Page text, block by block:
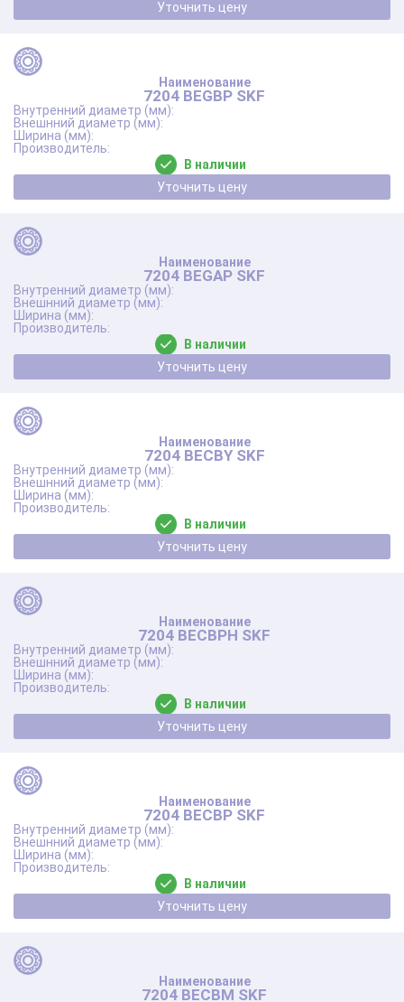
Уточнить цену
7204 BEGBP SKF
В наличии
Уточнить цену
7204 BEGAP SKF
В наличии
Уточнить цену
7204 BECBY SKF
В наличии
Уточнить цену
7204 BECBPH SKF
В наличии
Уточнить цену
7204 BECBP SKF
В наличии
Уточнить цену
7204 BECBM SKF